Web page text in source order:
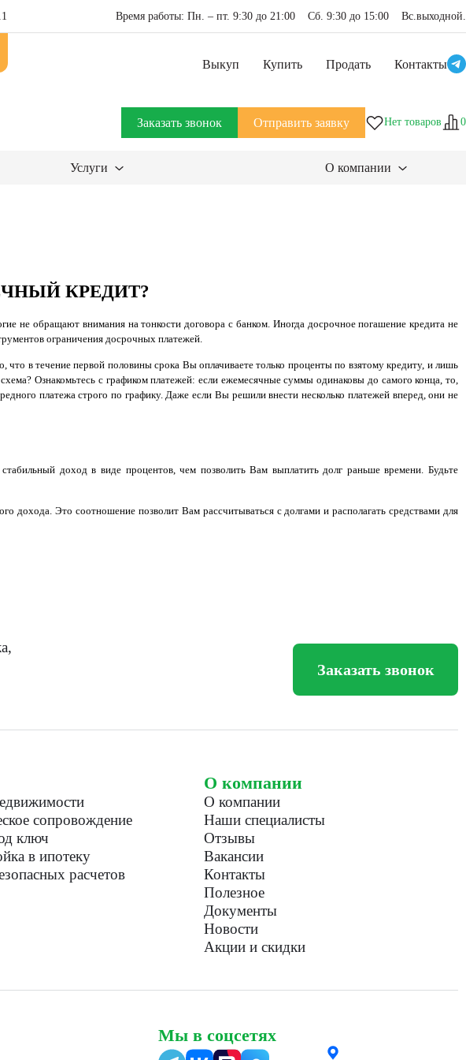
Время работы: Пн. – пт. 9:30 до 21:00 Сб. 9:30 до 15:00 Вс.выходной.
Выкуп Купить Продать Контакты
Заказать звонок Отправить заявку Нет товаров 0
Услуги О компании
КРЕДИТ?
не обращают внимания на тонкости договора с банком. Иногда досрочное погашение кредита не
ограничения досрочных платежей.
в течение первой половины срока Вы оплачиваете только проценты по взятому кредиту, и лишь
Ознакомьтесь с графиком платежей: если ежемесячные суммы одинаковы до самого конца, то,
платежа строго по графику. Даже если Вы решили внести несколько платежей вперед, они не
доход в виде процентов, чем позволить Вам выплатить долг раньше времени. Будьте
Это соотношение позволит Вам рассчитываться с долгами и располагать средствами для
Заказать звонок
сопровождение
ключ
в ипотеку
расчетов
О компании
О компании
Наши специалисты
Отзывы
Вакансии
Контакты
Полезное
Документы
Новости
Акции и скидки
Мы в соцсетях